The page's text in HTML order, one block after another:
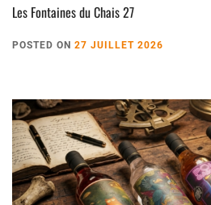
Les Fontaines du Chais 27
POSTED ON 27 JUILLET 2026